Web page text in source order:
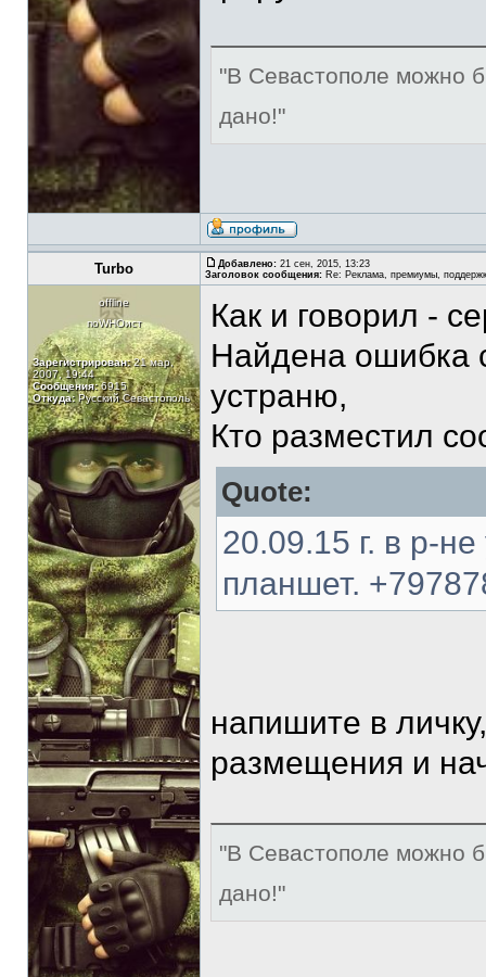
"В Севастополе можно
дано!"
Turbo Добавлено: 21 сен, 2015, 13:23
Заголовок сообщения: Re: Реклама, премиумы,
offline
поWHOист
Зарегистрирован:21 мар,
2007, 19:44
Сообщения:6915
Откуда:Русский Севастополь
Как и говорил -
Найдена ошибка
устраню,
Кто разместил
Quote:
20.09.15 г. в р-
планшет.
напишите в
размещения и
"В Севастополе можно
дано!"